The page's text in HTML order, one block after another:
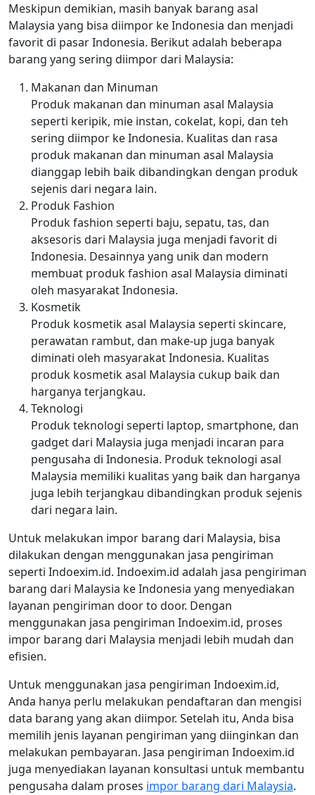
Meskipun demikian, masih banyak barang asal
Malaysia yang bisa diimpor ke Indonesia dan menjadi
favorit di pasar Indonesia. Berikut adalah beberapa
barang yang sering diimpor dari Malaysia:
Makanan dan Minuman
Produk makanan dan minuman asal Malaysia
seperti keripik, mie instan, cokelat, kopi, dan teh
sering diimpor ke Indonesia. Kualitas dan rasa
produk makanan dan minuman asal Malaysia
dianggap lebih baik dibandingkan dengan produk
sejenis dari negara lain.
Produk Fashion
Produk fashion seperti baju, sepatu, tas, dan
aksesoris dari Malaysia juga menjadi favorit di
Indonesia. Desainnya yang unik dan modern
membuat produk fashion asal Malaysia diminati
oleh masyarakat Indonesia.
Kosmetik
Produk kosmetik asal Malaysia seperti skincare,
perawatan rambut, dan make-up juga banyak
diminati oleh masyarakat Indonesia. Kualitas
produk kosmetik asal Malaysia cukup baik dan
harganya terjangkau.
Teknologi
Produk teknologi seperti laptop, smartphone, dan
gadget dari Malaysia juga menjadi incaran para
pengusaha di Indonesia. Produk teknologi asal
Malaysia memiliki kualitas yang baik dan harganya
juga lebih terjangkau dibandingkan produk sejenis
dari negara lain.
Untuk melakukan impor barang dari Malaysia, bisa
dilakukan dengan menggunakan jasa pengiriman
seperti Indoexim.id. Indoexim.id adalah jasa pengiriman
barang dari Malaysia ke Indonesia yang menyediakan
layanan pengiriman door to door. Dengan
menggunakan jasa pengiriman Indoexim.id, proses
impor barang dari Malaysia menjadi lebih mudah dan
efisien.
Untuk menggunakan jasa pengiriman Indoexim.id,
Anda hanya perlu melakukan pendaftaran dan mengisi
data barang yang akan diimpor. Setelah itu, Anda bisa
memilih jenis layanan pengiriman yang diinginkan dan
melakukan pembayaran. Jasa pengiriman Indoexim.id
juga menyediakan layanan konsultasi untuk membantu
pengusaha dalam proses impor barang dari Malaysia.